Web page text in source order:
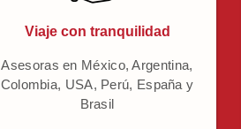
Viaje con tranquilidad
Asesoras en México, Argentina,
Colombia, USA, Perú, España y
Brasil